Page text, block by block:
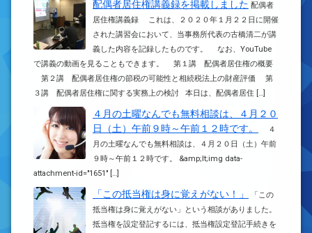
配偶者居住権講義録を掲載しました 配偶者
居住権講義録 これは、２０２０年１月２２日に開催
された講習会において、当事務所代表の古橋清二が講
義した内容を記録したものです。 なお、YouTube
で講義の動画を見ることもできます。 第１講 配偶者居住権の概要
第２講 配偶者居住権の節税の可能性と相続税法上の財産評価 第
３講 配偶者居住権に関する実務上の検討 本日は、配偶者居住 […]
４月の土曜なんでも無料相談は、４月２０
日（土）午前９時～午前１２時です。
４
月の土曜なんでも無料相談は、４月２０日（土）午前
９時～午前１２時です。 &amp;lt;img data-
attachment-id="1651" […]
「この抵当権は身に覚えがない！」
「この
抵当権は身に覚えがない」という相談がありました。
抵当権を設定登記するには、抵当権設定登記手続きを